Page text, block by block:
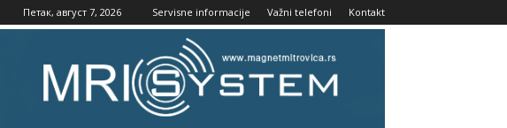
Петак, август 7, 2026 Servisne informacije Važni telefoni Kontakt